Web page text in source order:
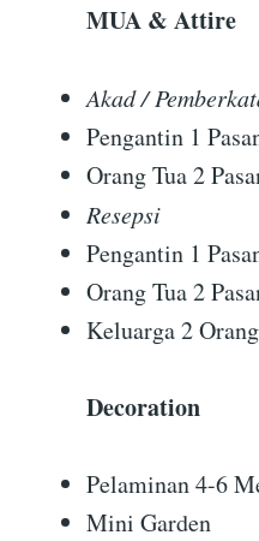
MUA & Attire
Akad /
Pengantin 1
Orang Tua 2
Resepsi
Pengantin 1
Orang Tua 2
Keluarga 2 Orang
Decoration
Pelaminan 4-6
Mini Garden